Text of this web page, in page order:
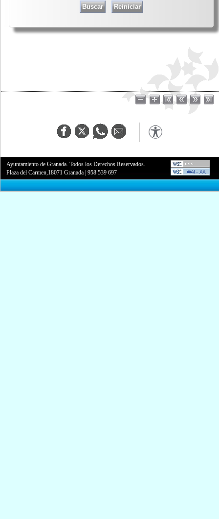
Ayuntamiento de Granada. Todos los Derechos Reservados.
Plaza del Carmen,18071 Granada |958 539 697